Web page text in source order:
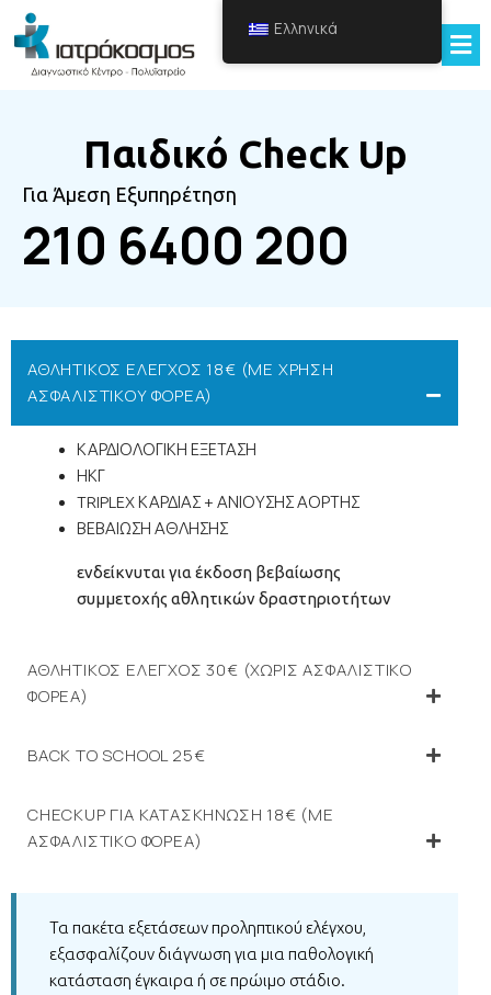
Παιδικό Check Up
Για Άμεση Εξυπηρέτηση
210 6400 200
ΑΘΛΗΤΙΚΟΣ ΕΛΕΓΧΟΣ 18€ (ΜΕ ΧΡΗΣΗ
ΑΣΦΑΛΙΣΤΙΚΟΥ ΦΟΡΕΑ)
ΚΑΡΔΙΟΛΟΓΙΚΗ ΕΞΕΤΑΣΗ
ΗΚΓ
TRIPLEX ΚΑΡΔΙΑΣ + ΑΝΙΟΥΣΗΣ ΑΟΡΤΗΣ
ΒΕΒΑΙΩΣΗ ΑΘΛΗΣΗΣ
ενδείκνυται για έκδοση βεβαίωσης
συμμετοχής αθλητικών δραστηριοτήτων
ΑΘΛΗΤΙΚΟΣ ΕΛΕΓΧΟΣ 30€ (ΧΩΡΙΣ ΑΣΦΑΛΙΣΤΙΚΟ
ΦΟΡΕΑ)
BACK TO SCHOOL 25€
CHECKUP ΓΙΑ ΚΑΤΑΣΚΗΝΩΣΗ 18€ (ΜΕ
ΑΣΦΑΛΙΣΤΙΚΟ ΦΟΡΕΑ)
Τα πακέτα εξετάσεων προληπτικού ελέγχου,
εξασφαλίζουν διάγνωση για μια παθολογική
κατάσταση έγκαιρα ή σε πρώιμο στάδιο.
Ελληνικά